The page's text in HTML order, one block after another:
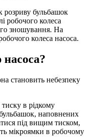
розриву бульбашок
робочого колеса
зношування. На
колеса насоса.
становить небезпеку
в рідкому
наповнених
під вищим тиском,
мікроямки в робочому